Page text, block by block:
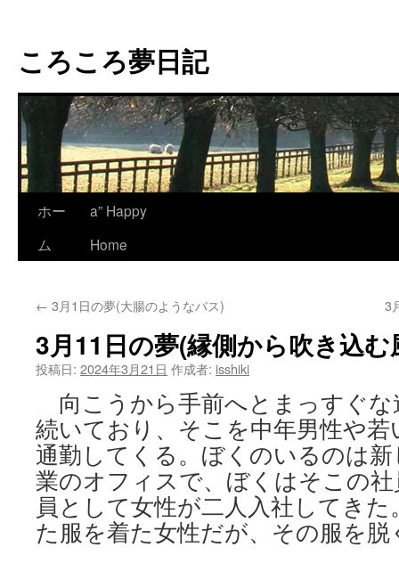
テ
ン
へ
ス
キ
ッ
プ
ころころ夢日記
ホー
ム
a” Happy
Home
← 3月1日の夢(大腸のようなバス) 3
3月11日の夢(縁側から吹き込む
投稿日: 2024年3月21日 作成者: isshiki
向こうから手前へとまっすぐ
続いており、そこを中年男性や
通勤してくる。ぼくのいるのは
業のオフィスで、ぼくはそこの
員として女性が二人入社してき
た服を着た女性だが、その服を